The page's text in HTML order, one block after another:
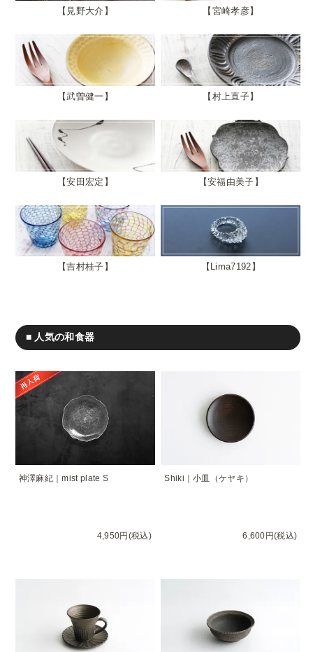
見野大介 宮崎孝彦
武曽健一 村上直子
安田宏定 安福由美子
吉村桂子 Lima7192
■ 人気の和食器
神澤麻紀｜mist plate S
4,950円(税込)
Shiki｜小皿（ケヤキ）
6,600円(税込)